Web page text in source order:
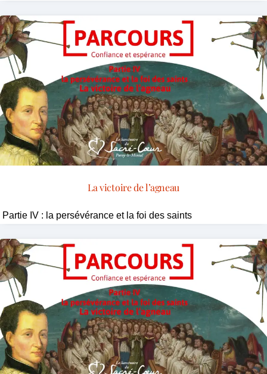
La victoire de l’agneau
Partie IV : la persévérance et la foi des saints